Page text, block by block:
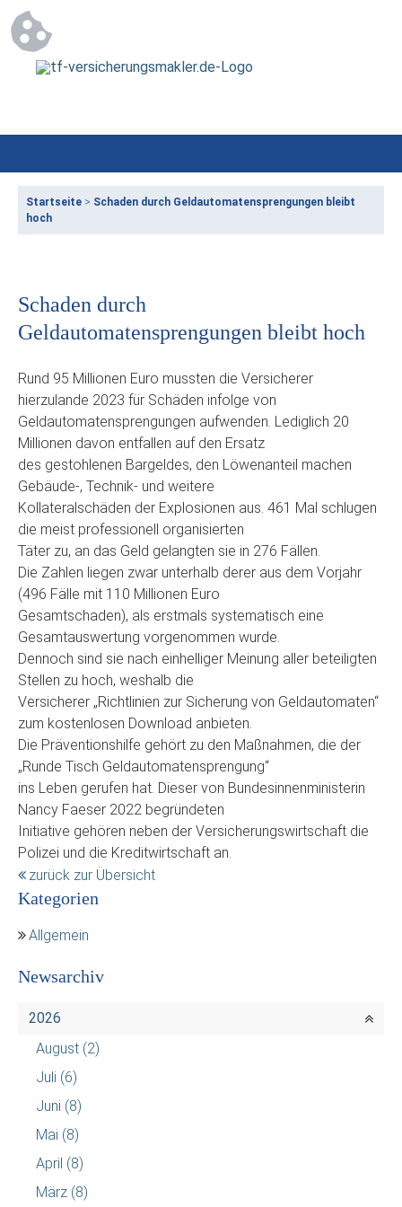
Startseite > Schaden durch Geldautomatensprengungen bleibt
hoch
Schaden durch
Geldautomatensprengungen bleibt hoch
Rund 95 Millionen Euro mussten die Versicherer
hierzulande 2023 für Schäden infolge von
Geldautomatensprengungen aufwenden. Lediglich 20
Millionen davon entfallen auf den Ersatz
des gestohlenen Bargeldes, den Löwenanteil machen
Gebäude-, Technik- und weitere
Kollateralschäden der Explosionen aus. 461 Mal schlugen
die meist professionell organisierten
Täter zu, an das Geld gelangten sie in 276 Fällen.
Die Zahlen liegen zwar unterhalb derer aus dem Vorjahr
(496 Fälle mit 110 Millionen Euro
Gesamtschaden), als erstmals systematisch eine
Gesamtauswertung vorgenommen wurde.
Dennoch sind sie nach einhelliger Meinung aller beteiligten
Stellen zu hoch, weshalb die
Versicherer „Richtlinien zur Sicherung von Geldautomaten“
zum kostenlosen Download anbieten.
Die Präventionshilfe gehört zu den Maßnahmen, die der
„Runde Tisch Geldautomatensprengung“
ins Leben gerufen hat. Dieser von Bundesinnenministerin
Nancy Faeser 2022 begründeten
Initiative gehören neben der Versicherungswirtschaft die
Polizei und die Kreditwirtschaft an.
zurück zur Übersicht
Kategorien
Allgemein
Newsarchiv
2026
August (2)
Juli (6)
Juni (8)
Mai (8)
April (8)
März (8)